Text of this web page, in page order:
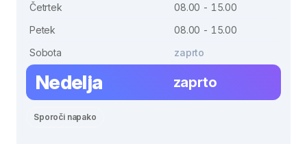
Četrtek
08.00 - 15.00
Petek
08.00 - 15.00
Sobota
zaprto
Nedelja zaprto
Sporoči napako